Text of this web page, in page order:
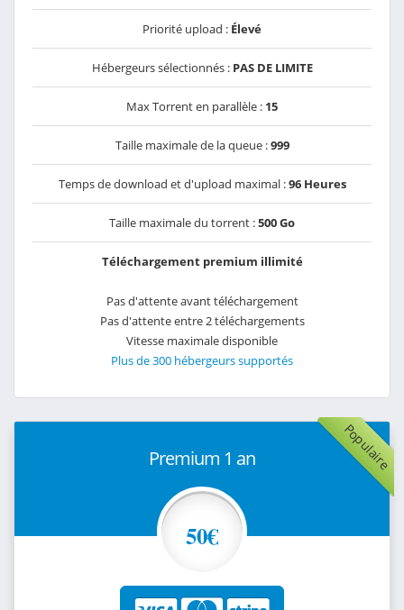
Priorité upload : Élevé
Hébergeurs sélectionnés : PAS DE LIMITE
Max Torrent en parallèle : 15
Taille maximale de la queue :999
Temps de download et d'upload maximal :96 Heures
Taille maximale du torrent :500 Go
Téléchargement premium illimité
Pas d'attente avant téléchargement
Pas d'attente entre 2 téléchargements
Vitesse maximale disponible
Plus de 300 hébergeurs supportés
Populaire
Premium 1 an
50€